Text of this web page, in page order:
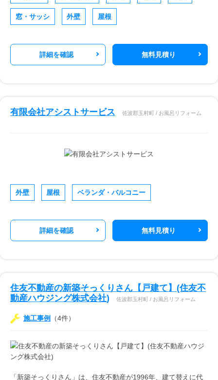
窓・サッシ 外壁 屋根
詳細を確認 無料見積り
有限会社アシストサービス 佐波郡玉村町 / お風呂リフォーム
外壁 屋根 ベランダ・バルコニー
詳細を確認 無料見積り
住友不動産の新築そっくりさん【戸建て】(住友不
動産ハウジング株式会社)
佐波郡玉村町 / お風呂リフォーム
施工事例 （4件）
「新築そっくりさん」は、住友不動産が1996年、建て替えに代